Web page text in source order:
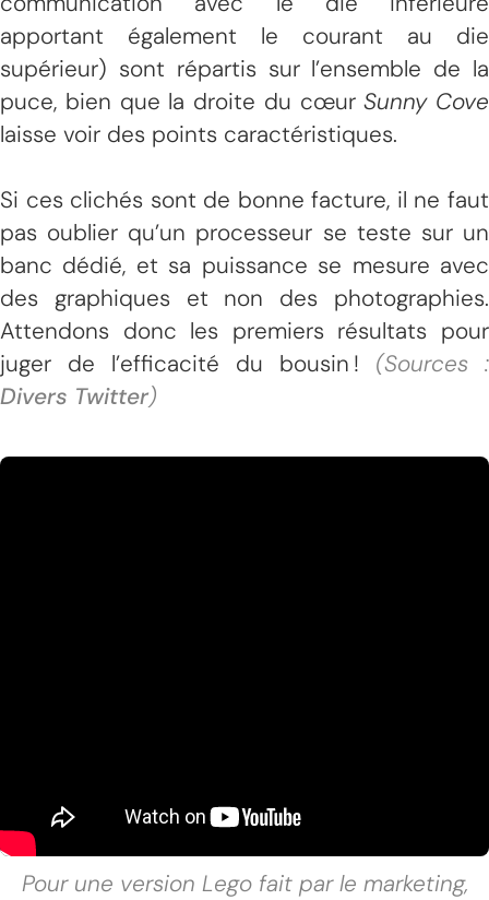
apportant également le courant au die
supérieur) sont répartis sur l’ensemble de la
puce, bien que la droite du cœurSunny Cove
laisse voir des points caractéristiques.
Si ces clichés sont de bonne facture, il ne faut
pas oublier qu’un processeur se teste sur un
banc dédié, et sa puissance se mesure avec
des graphiques et non des photographies.
Attendons donc les premiers résultats pour
juger de l’efficacité du bousin ! (Sources :
Divers Twitter)
Pour une version Lego fait par le marketing,